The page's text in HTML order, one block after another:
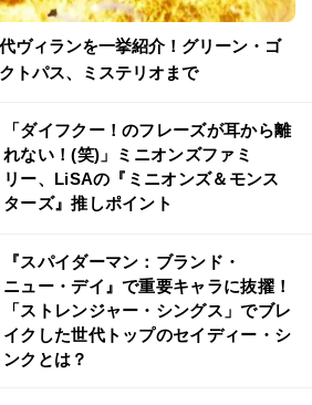
ヴィランを一挙紹介！グリーン・ゴ
トパス、ミステリオまで
「ダイフクー！のフレーズが耳から離
れない！(笑)」ミニオンズファミ
リー、LiSAの『ミニオンズ＆モンス
ターズ』推しポイント
『スパイダーマン：ブランド・
ニュー・デイ』で重要キャラに抜擢！
「ストレンジャー・シングス」でブレ
イクした世代トップのセイディー・シ
ンクとは？